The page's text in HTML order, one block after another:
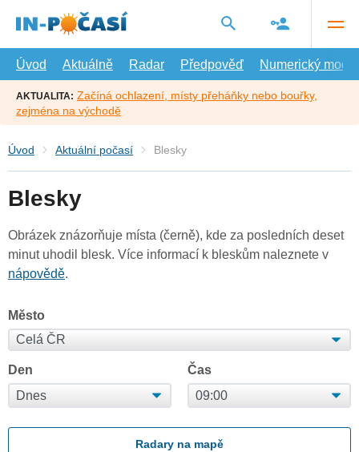
hlavní
Úvod
Aktuálně Radar Předpověď Numerický model
AKTUALITA: Začíná ochlazení, místy přeháňky nebo bouřky,
zejména na východě
Úvod Aktuální počasí Blesky
Blesky
Obrázek znázorňuje místa (černě), kde za posledních deset
minut uhodil blesk. Více informací k bleskům naleznete v
nápovědě.
Město
Den Čas
Radary na mapě